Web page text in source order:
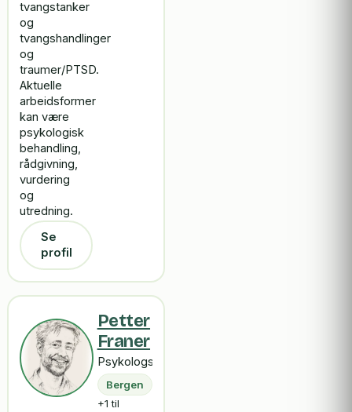
tvangstanker
og
tvangshandlinger
og
traumer/PTSD.
Aktuelle
arbeidsformer
kan være
psykologisk
behandling,
rådgivning,
vurdering
og
utredning.
Se
profil
Petter
Franer
Psykologspesialist
Bergen
+1 til